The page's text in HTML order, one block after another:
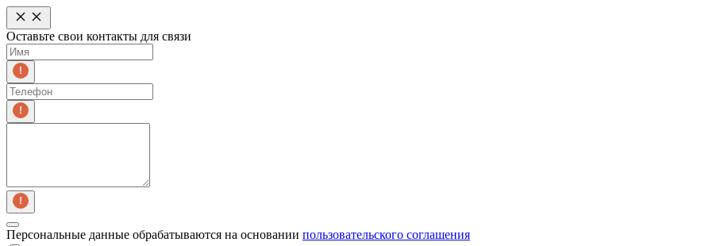
Оставьте свои контакты для связи
Персональные данные обрабатываются на основании пользовательского соглашения